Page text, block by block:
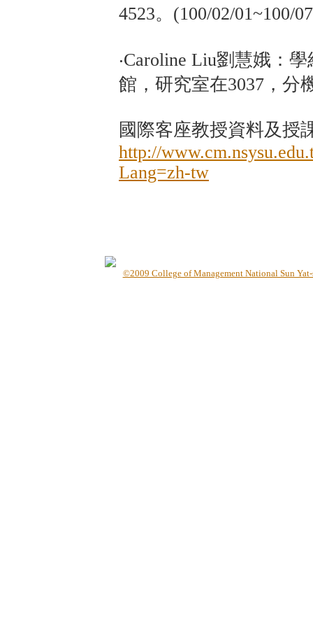
4523。(100/02/01~100/
‧Caroline Liu劉慧娥：
館，研究室在3037，分
國際客座教授資料及授
http://
Lang=zh-tw
©2009 College of Management National Sun